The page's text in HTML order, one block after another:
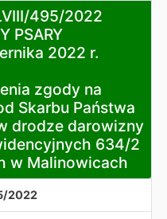
nieodpłatne nabycie
495/2022
PSARY
2022 r.
zgody na
Skarbu Państwa
drodze darowizny
634/2
w Malinowicach
2022